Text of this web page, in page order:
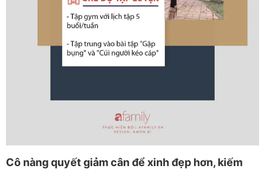
Cô nàng quyết giảm cân để xinh đẹp hơn, kiếm